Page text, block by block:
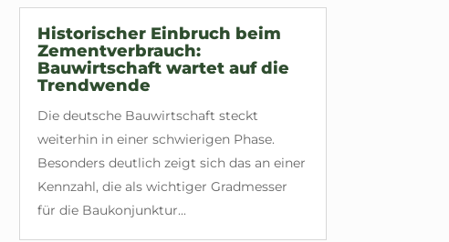
Historischer Einbruch beim
Zementverbrauch:
Bauwirtschaft wartet auf die
Trendwende
Die deutsche Bauwirtschaft steckt
weiterhin in einer schwierigen Phase.
Besonders deutlich zeigt sich das an einer
Kennzahl, die als wichtiger Gradmesser
für die Baukonjunktur...